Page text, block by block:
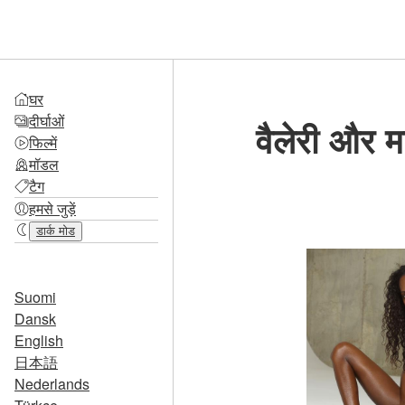
घर
दीर्घाओं
फिल्में
मॉडल
टैग
हमसे जुड़ें
डार्क मोड
Suomi
Dansk
English
日本語
Nederlands
वैलेरी और